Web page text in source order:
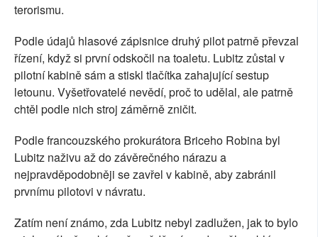
terorismu.
Podle údajů hlasové zápisnice druhý pilot patrně převzal
řízení, když si první odskočil na toaletu. Lubitz zůstal v
pilotní kabině sám a stiskl tlačítka zahajující sestup
letounu. Vyšetřovatelé nevědí, proč to udělal, ale patrně
chtěl podle nich stroj záměrně zničit.
Podle francouzského prokurátora Briceho Robina byl
Lubitz naživu až do závěrečného nárazu a
nejpravděpodobněji se zavřel v kabině, aby zabránil
prvnímu pilotovi v návratu.
Zatím není známo, zda Lubitz nebyl zadlužen, jak to bylo